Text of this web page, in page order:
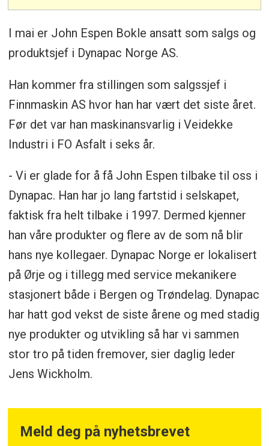
I mai er John Espen Bokle ansatt som salgs og
produktsjef i Dynapac Norge AS.
Han kommer fra stillingen som salgssjef i
Finnmaskin AS hvor han har vært det siste året.
Før det var han maskinansvarlig i Veidekke
Industri i FO Asfalt i seks år.
- Vi er glade for å få John Espen tilbake til oss i
Dynapac. Han har jo lang fartstid i selskapet,
faktisk fra helt tilbake i 1997. Dermed kjenner
han våre produkter og flere av de som nå blir
hans nye kollegaer. Dynapac Norge er lokalisert
på Ørje og i tillegg med service mekanikere
stasjonert både i Bergen og Trøndelag. Dynapac
har hatt god vekst de siste årene og med stadig
nye produkter og utvikling så har vi sammen
stor tro på tiden fremover, sier daglig leder
Jens Wickholm.
Meld deg på nyhetsbrevet